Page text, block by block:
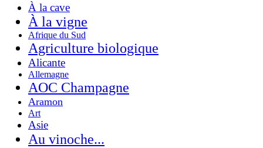
À la cave
À la vigne
Afrique du Sud
Agriculture biologique
Alicante
Allemagne
AOC Champagne
Aramon
Art
Asie
Au vinoche...